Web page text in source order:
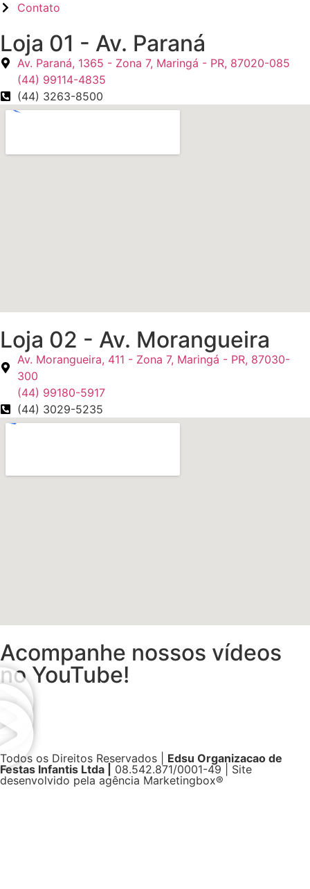
Contato
Loja 01 - Av. Paraná
Av. Paraná, 1365 - Zona 7, Maringá - PR, 87020-085
(44) 99114-4835
(44) 3263-8500
Loja 02 - Av. Morangueira
Av. Morangueira, 411 - Zona 7, Maringá - PR, 87030-
300
(44) 99180-5917
(44) 3029-5235
Acompanhe nossos vídeos
no YouTube!
Todos os Direitos Reservados | Edsu Organizacao de
Festas Infantis Ltda |
08.542.871/0001-49 | Site
desenvolvido pela agência Marketingbox®